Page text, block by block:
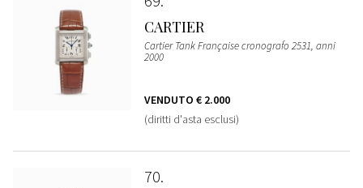
CARTIER
Cartier Tank Française cronografo 2531, anni
2000
VENDUTO € 2.000
(diritti d'asta esclusi)
70